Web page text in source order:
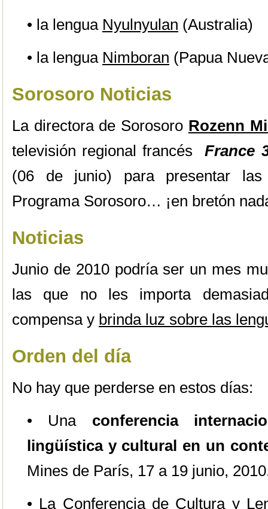
• la lengua Nyulnyulan (Australia)
• la lengua Nimboran (Papua
Sorosoro Noticias
La directora de Sorosoro Rozenn
televisión regional francés
France
(06 de junio) para presentar
Programa Sorosoro… ¡en bretón
Noticias
Junio de 2010 podría ser un mes
las que no les importa
compensa y brinda luz sobre las
Orden del día
No hay que perderse en estos días:
• Una conferencia
lingüística y cultural en un
Mines de París, 17 a 19 junio,
• La Conferencia de Cultura y